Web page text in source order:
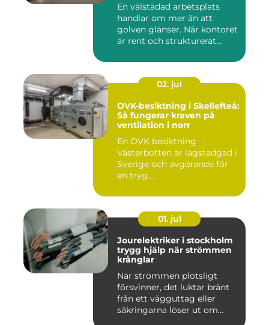
En välstädad arbetsplats
handlar om mer än att
golven glänser. När kontoret
är rent och strukturerat...
02. jul
OVK-besiktning i Skellefteå:
Så fungerar kraven på
ventilation i norr
En OVK besiktning
Västerbotten är lagstadgad i
Sverige och avgörande för
en tryg...
01. jul
Jourelektriker i stockholm
trygg hjälp när strömmen
krånglar
När strömmen plötsligt
försvinner, det luktar bränt
från ett vägguttag eller
säkringarna löser ut om...